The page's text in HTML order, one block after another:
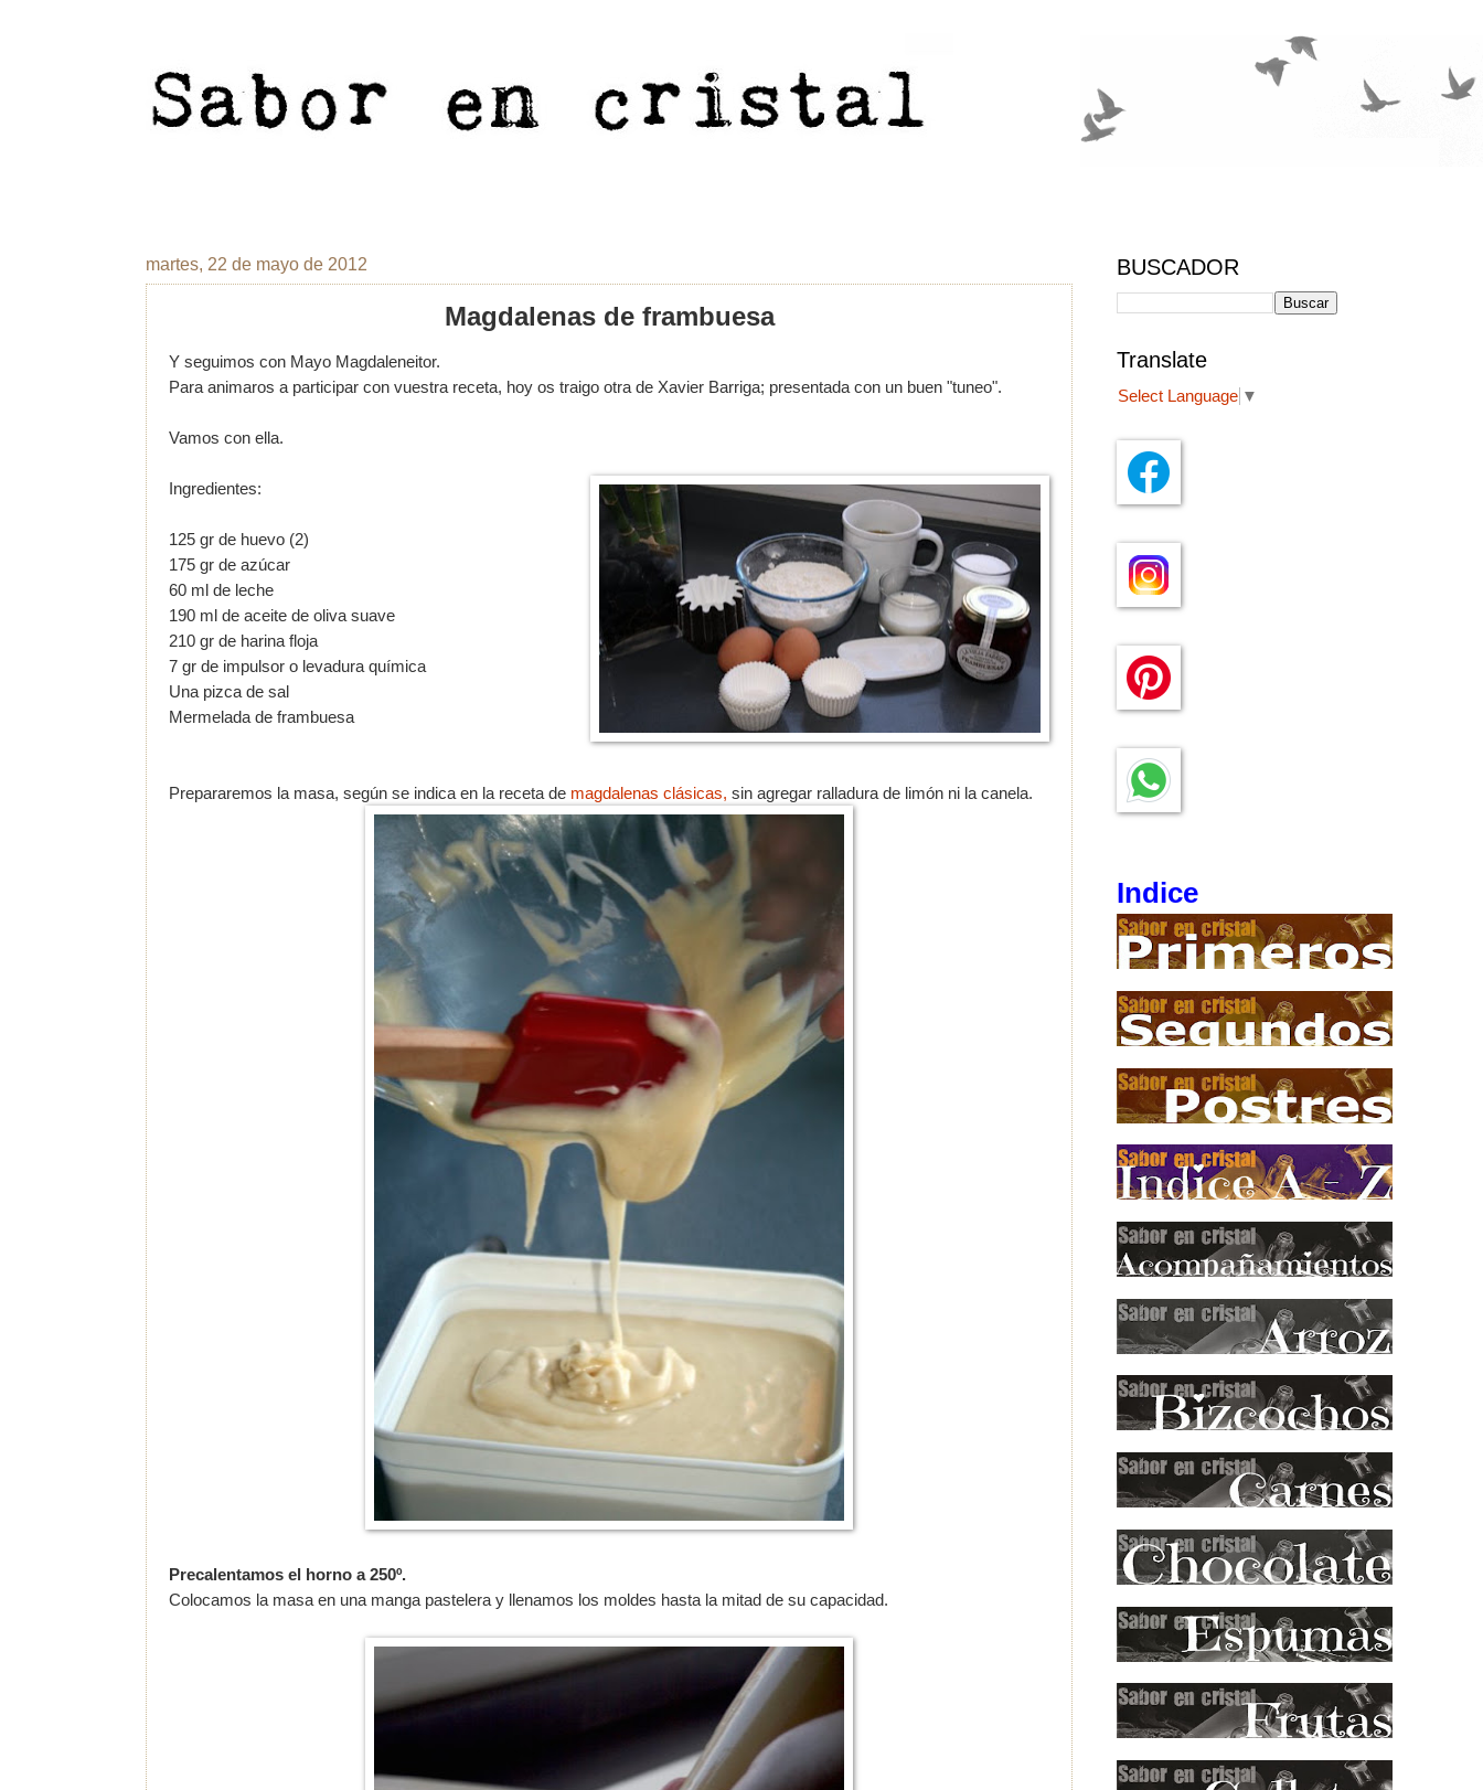
martes, 22 de mayo de 2012
Magdalenas de frambuesa
Y seguimos con Mayo Magdaleneitor.
Para animaros a participar con vuestra receta, hoy os traigo otra de Xavier Barriga; presentada con un buen "tuneo".
Vamos con ella.
Ingredientes:
125 gr de huevo (2)
175 gr de azúcar
60 ml de leche
190 ml de aceite de oliva suave
210 gr de harina floja
7 gr de impulsor o levadura química
Una pizca de sal
Mermelada de frambuesa
Prepararemos la masa, según se indica en la receta de magdalenas clásicas, sin agregar ralladura de limón ni la canela.
Precalentamos el horno a 250º.
Colocamos la masa en una manga pastelera y llenamos los moldes hasta la mitad de su capacidad.
BUSCADOR
Translate
Select Language ▼
Indice